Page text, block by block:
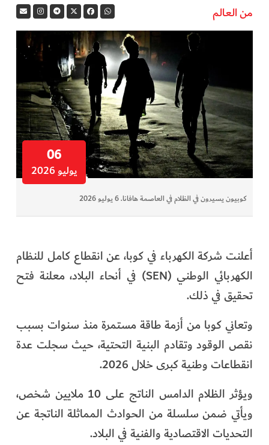
في المرمى
وثائقيات الخور
فن وثقافة
كوكب دبي
تقارير الخور
فيديو
أبناء الديرة
الفرجان
تكنولوجيا
من العالم
الأكثر قراءة
من العالم
06
يوليو 2026
كوبيون يسيرون في الظلام في العاصمة هافانا. 6 يوليو 2026
أعلنت شركة الكهرباء في كوبا، عن انقطاع كامل للنظام
الكهربائي الوطني (SEN) في أنحاء البلاد، معلنة فتح
تحقيق في ذلك.
وتعاني كوبا من أزمة طاقة مستمرة منذ سنوات بسبب
نقص الوقود وتقادم البنية التحتية، حيث سجلت عدة
انقطاعات وطنية كبرى خلال 2026.
ويؤثر الظلام الدامس الناتج على 10 ملايين شخص،
ويأتي ضمن سلسلة من الحوادث المماثلة الناتجة عن
التحديات الاقتصادية والفنية في البلاد.